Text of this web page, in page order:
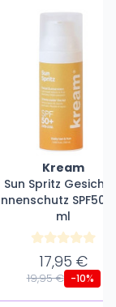
Kream
Sun Spritz
ml
17,95 €
19,95 € -10%